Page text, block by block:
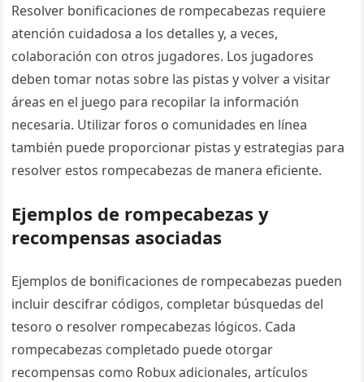
Resolver bonificaciones de rompecabezas requiere
atención cuidadosa a los detalles y, a veces,
colaboración con otros jugadores. Los jugadores
deben tomar notas sobre las pistas y volver a visitar
áreas en el juego para recopilar la información
necesaria. Utilizar foros o comunidades en línea
también puede proporcionar pistas y estrategias para
resolver estos rompecabezas de manera eficiente.
Ejemplos de rompecabezas y
recompensas asociadas
Ejemplos de bonificaciones de rompecabezas pueden
incluir descifrar códigos, completar búsquedas del
tesoro o resolver rompecabezas lógicos. Cada
rompecabezas completado puede otorgar
recompensas como Robux adicionales, artículos